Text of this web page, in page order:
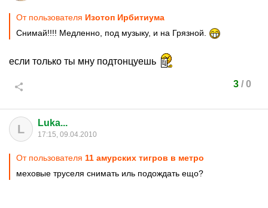
От пользователя Изотоп Ирбитиума
Снимай!!!! Медленно, под музыку, и на Грязной.
если только ты мну подтонцуешь
3/ 0
L Luka...
17:15, 09.04.2010
От пользователя 11 амурских тигров в метро
меховые труселя снимать иль подождать ещо?